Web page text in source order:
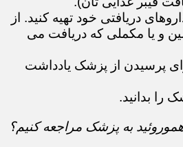
دریافتی خود تهیه کنید. از
و یا مکملی که دریافت می
پرسیدن از پزشک یادداشت
را بدانید.
به پزشک مراجعه کنیم؟